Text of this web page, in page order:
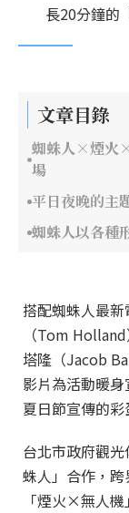
長20分鐘的
文章目錄
蜘蛛人×煙火
場
平日夜晚的主
蜘蛛人以各種
搭配蜘蛛人最
（Tom
塔隆（Jacob
影片為活動暖
夏日節宣傳的彩
台北市政府觀
蛛人」合作，
「煙火×無人